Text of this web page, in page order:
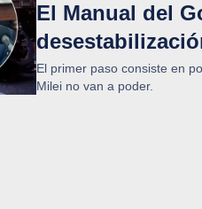
El Manual del
El primer paso consiste en
Milei no van a poder.